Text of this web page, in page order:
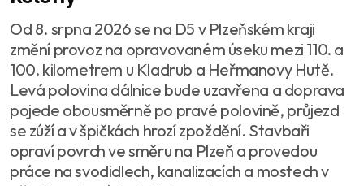
Od 8. srpna 2026 se na D5 v Plzeňském kraji
změní provoz na opravovaném úseku mezi 110. a
100. kilometrem u Kladrub a Heřmanovy Hutě.
Levá polovina dálnice bude uzavřena a doprava
pojede obousměrně po pravé polovině, průjezd
se zúží a v špičkách hrozí zpoždění. Stavbaři
opraví povrch ve směru na Plzeň a provedou
práce na svodidlech, kanalizacích a mostech v